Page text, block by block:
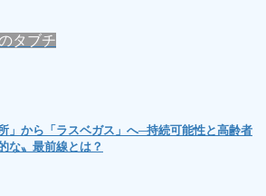
タブチ
」から「ラスベガス」へ─持続可能性と高齢者
な〟最前線とは？